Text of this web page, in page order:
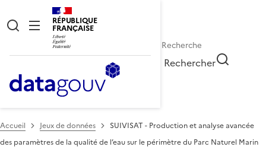
RÉPUBLIQUE
FRANÇAISE
Rechercher
Accueil Jeux de données
SUIVISAT - Production et analyse avancée
des paramètres de la qualité de l’eau sur le périmètre du Parc Naturel Marin